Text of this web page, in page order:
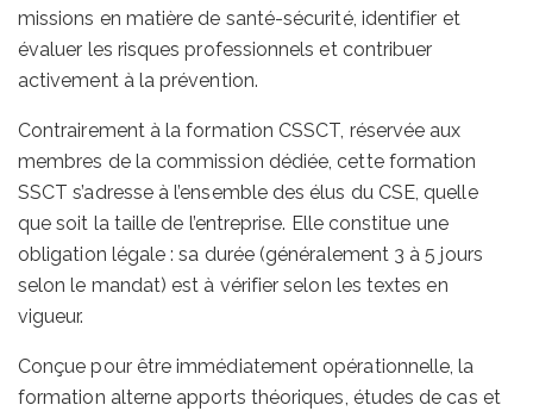
missions en matière de santé-sécurité, identifier et
évaluer les risques professionnels et contribuer
activement à la prévention.
Contrairement à la formation CSSCT, réservée aux
membres de la commission dédiée, cette formation
SSCT s’adresse à l’ensemble des élus du CSE, quelle
que soit la taille de l’entreprise. Elle constitue une
obligation légale : sa durée (généralement 3 à 5 jours
selon le mandat) est à vérifier selon les textes en
vigueur.
Conçue pour être immédiatement opérationnelle, la
formation alterne apports théoriques, études de cas et